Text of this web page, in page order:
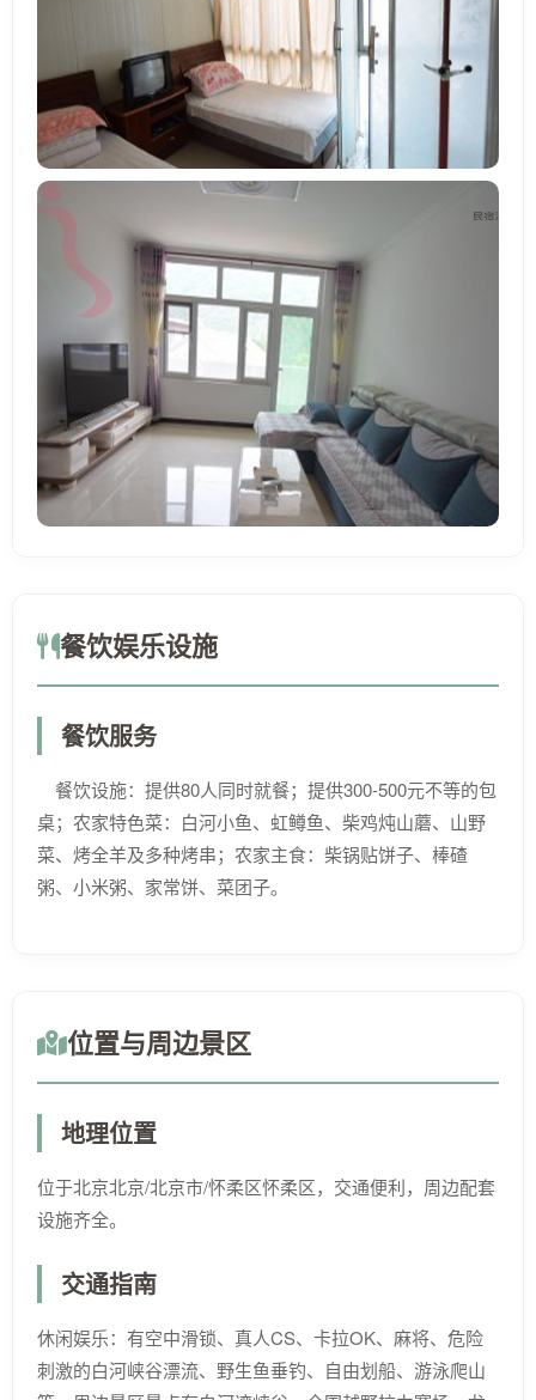
餐饮娱乐设施
餐饮服务
餐饮设施：提供80人同时就餐；提供300-500元不等的包
桌；农家特色菜：白河小鱼、虹鳟鱼、柴鸡炖山蘑、山野
菜、烤全羊及多种烤串；农家主食：柴锅贴饼子、棒碴
粥、小米粥、家常饼、菜团子。
位置与周边景区
地理位置
位于北京北京/北京市/怀柔区怀柔区，交通便利，周边配套
设施齐全。
交通指南
休闲娱乐：有空中滑锁、真人CS、卡拉OK、麻将、危险
刺激的白河峡谷漂流、野生鱼垂钓、自由划船、游泳爬山